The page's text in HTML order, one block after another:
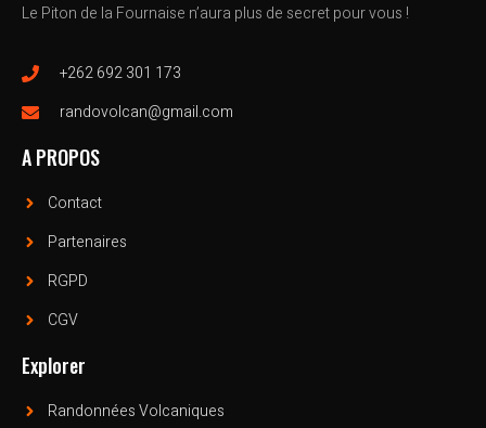
Le Piton de la Fournaise n’aura plus de secret pour vous !
+262 692 301 173
randovolcan@gmail.com
A PROPOS
Contact
Partenaires
RGPD
CGV
Explorer
Randonnées Volcaniques